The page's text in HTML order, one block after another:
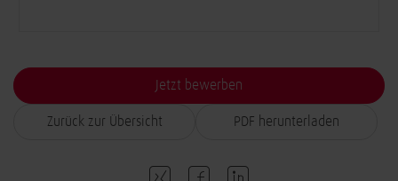
Jetzt bewerben
Zurück zur Übersicht PDF herunterladen